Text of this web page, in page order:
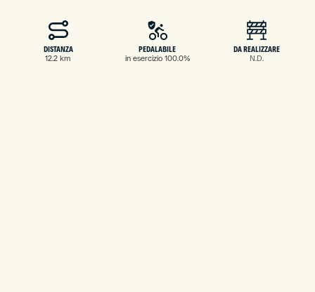
DISTANZA
12.2 km
PEDALABILE
in esercizio 100.0%
DA REALIZZARE
N.D.